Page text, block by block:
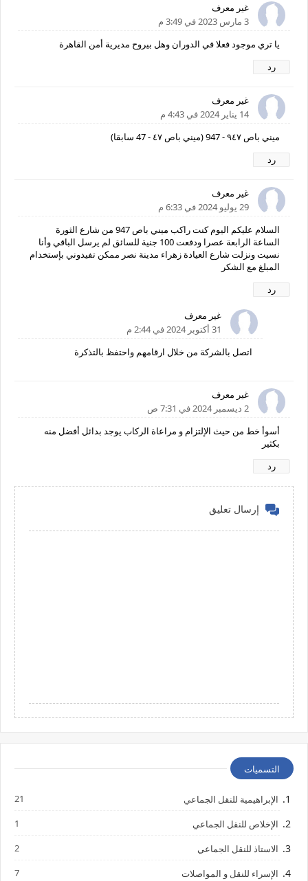
غير معرف
3 مارس 2023 في 3:49 م
يا تري موجود فعلا في الدوران وهل بيروح مديرية أمن القاهرة
رد
غير معرف
14 يناير 2024 في 4:43 م
ميني باص ٩٤٧ - 947 (ميني باص ٤٧ - 47 سابقا)
رد
غير معرف
29 يوليو 2024 في 6:33 م
السلام عليكم اليوم كنت راكب ميني باص 947 من شارع الثورة
الساعة الرابعة عصرا ودفعت 100 جنية للسائق لم يرسل الباقي وأنا
نسيت ونزلت شارع العيادة زهراء مدينة نصر ممكن تفيدوني بإستخدام
المبلغ مع الشكر
رد
غير معرف
31 أكتوبر 2024 في 2:44 م
اتصل بالشركة من خلال ارقامهم واحتفظ بالتذكرة
غير معرف
2 ديسمبر 2024 في 7:31 ص
أسوأ خط من حيث الإلتزام و مراعاة الركاب يوجد بدائل أفضل منه
بكثير
رد
إرسال تعليق
التسميات
الإبراهيمية للنقل الجماعي 21
الإخلاص للنقل الجماعي 1
الاستاذ للنقل الجماعي 2
الإسراء للنقل و المواصلات 7